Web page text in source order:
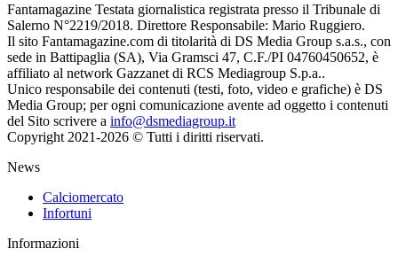
Fantamagazine Testata giornalistica registrata presso il Tribunale di
Salerno N°2219/2018. Direttore Responsabile: Mario Ruggiero.
Il sito Fantamagazine.com di titolarità di DS Media Group s.a.s., con
sede in Battipaglia (SA), Via Gramsci 47, C.F./PI 04760450652, è
affiliato al network Gazzanet di RCS Mediagroup S.p.a..
Unico responsabile dei contenuti (testi, foto, video e grafiche) è DS
Media Group; per ogni comunicazione avente ad oggetto i contenuti
del Sito scrivere a info@dsmediagroup.it
Copyright 2021-2026 © Tutti i diritti riservati.
News
Calciomercato
Infortuni
Informazioni